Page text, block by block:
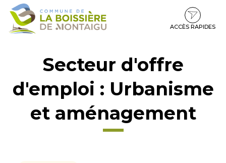
Gestion des traceurs
Aller
Aller
contenu
Aller
pied
ACCÈS RAPIDES
Secteur d'offre
d'emploi : Urbanisme
et aménagement